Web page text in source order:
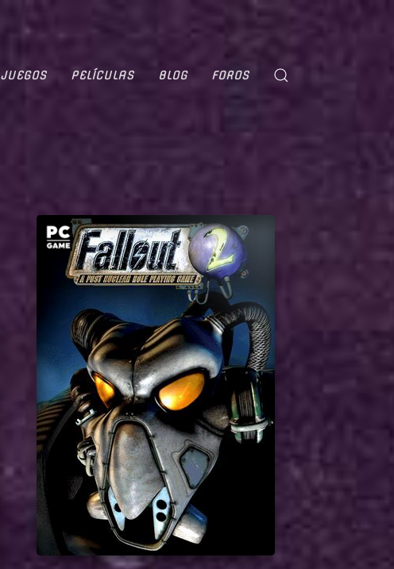
JUEGOS PELÍCULAS BLOG FOROS